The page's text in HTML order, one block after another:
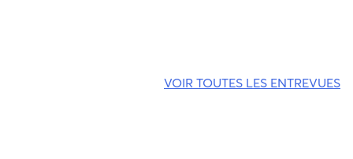
VOIR TOUTES LES ENTREVUES